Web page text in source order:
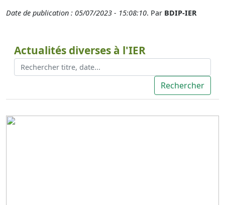
Date de publication : 05/07/2023 - 15:08:10. Par BDIP-IER
Actualités diverses à l'IER